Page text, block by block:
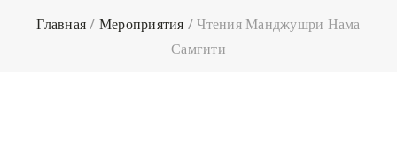
Главная/ Мероприятия /Чтения Манджушри Нама
Самгити